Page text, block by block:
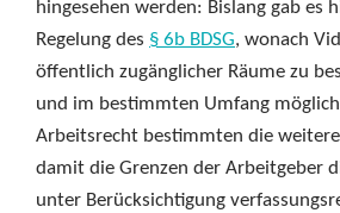
hingesehen werden: Bislang gab es
Regelung des § 6b BDSG, wonach
öffentlich zugänglicher Räume zu
und im bestimmten Umfang
Arbeitsrecht bestimmten die
damit die Grenzen der Arbeitgeber
unter Berücksichtigung